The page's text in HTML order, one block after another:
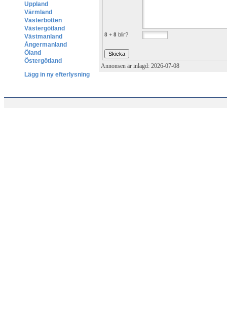
Uppland
Värmland
Västerbotten
Västergötland
Västmanland
Ångermanland
Öland
Östergötland
Lägg in ny efterlysning
8 + 8 blir?
Annonsen är inlagd: 2026-07-08